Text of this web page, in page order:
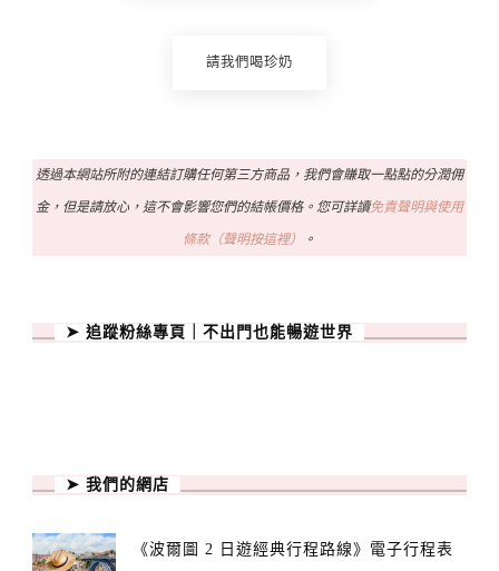
請我們喝珍奶
透過本網站所附的連結訂購任何第三方商品，我們會賺取一點點的分潤佣
金，但是請放心，這不會影響您們的結帳價格。您可詳讀免責聲明與使用
條款（聲明按這裡） 。
➤ 追蹤粉絲專頁｜不出門也能暢遊世界
➤ 我們的網店
《波爾圖 2 日遊經典行程路線》電子行程表